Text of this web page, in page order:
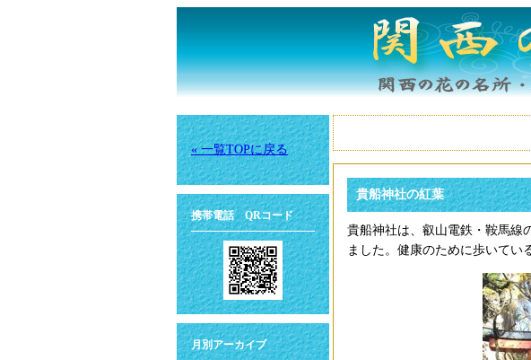
« 一覧TOPに戻る
携帯電話 QRコード
月別アーカイブ
貴船神社の紅葉
貴船神社は、叡山電鉄・鞍馬線
ました。健康のために歩いてい